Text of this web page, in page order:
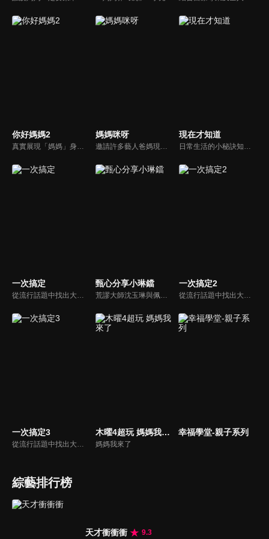
你好媽媽2
真實展現「媽媽」身份的更多社會觸角，探討對「媽媽」概念的時代定義，探訪更多的當代媽媽。每期走進嘉賓生活，探討母親在家庭中、在自己生命中的位置。
媽媽咪呀
邀請許多藝人爸媽現身說法，與相關專家顧問共同討論分享，以談話的方式進行，對一人爸媽和名人家庭教育有興趣的朋友一定不能錯過。
現在才知道
日常生活的小秘訣知多少？由理財專家賴憲政、美麗人妻季芹，用貼近民心的實際案例、最新時事的話題來分析研討，讓你了解生活中的理財消費、民生、旅遊等問題。
一次搞定
從流行話題中找出大眾關心的、正在煩惱的問題，由台灣好媳婦佩甄與日本型男風田親身實驗，替觀眾解決生活的大小事，傳授生活密技讓你「一次搞定」！
甄心分享小琳鐺
荒謬大師沈玉琳與佩甄全新搭檔，兩人幽默十足、幽默風趣地為節目穿針引線，結合各領域的職場達人、專家、明星PK暢談最IN話題，在快速變化的時代給您滿滿含金量的生活好智慧！
一次搞定2
從流行話題中找出大眾關心的、正在煩惱的問題，由台灣好媳婦佩甄與日本型男風田親身實驗，替觀眾解決生活的大小事，傳授生活密技讓你「一次搞定」！
一次搞定3
從流行話題中找出大眾關心的、正在煩惱的問題，由台灣好媳婦佩甄與日本型男風田親身實驗，替觀眾解決生活的大小事，傳授生活密技讓你「一次搞定」！
木曜4超玩 媽媽我來了
媽媽我來了
幸福學堂-親子系列
綜藝排行榜
天才衝衝衝
9.3